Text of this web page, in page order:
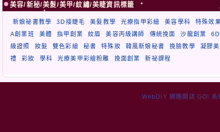
美容/新秘/美髮/美甲/紋繡/美睫資訊標籤
新娘祕書教學 3D接睫毛 美髮教學 光療指甲彩繪 美容學科
特殊效
A創業班
美體 指甲創業 紋眉 美容丙級講師 傳統挽面 沙龍創業
級證照
妝髮 雙色彩繪 秘書 特殊妝 韓風新娘秘書 挽臉教學
凝膠
禮
彩妝 學科 光療美甲彩繪粉雕 挽面創業 新祕課程
WebDiY 網路開店 GO! 系